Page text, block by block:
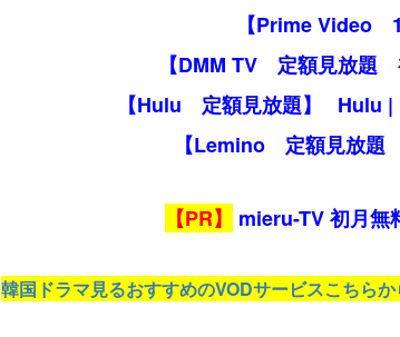
【Prime Video 1
【DMM TV 定額見放題
【Hulu 定額見放題】
Hulu |
【Lemino 定額見放題
【PR】 mieru-TV 初月無
韓国ドラマ見るおすすめのVODサービスこちらか